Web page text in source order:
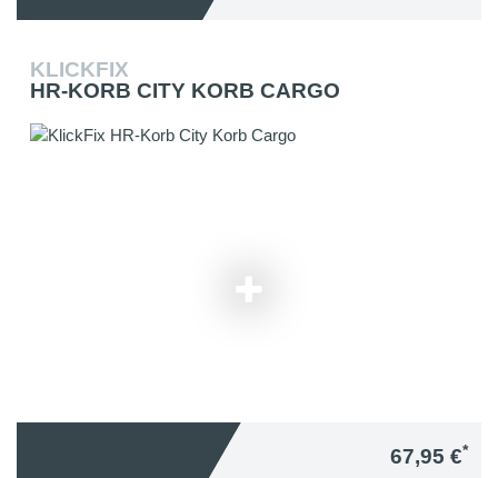
KLICKFIX
HR-KORB CITY KORB CARGO
67,95 €*